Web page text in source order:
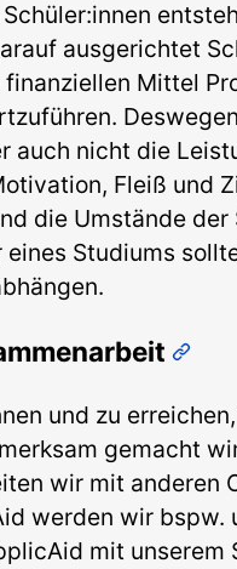
ausgerichtet
Mittel
auch nicht die
Fleiß und
die Umstände der
Studiums
und zu
gemacht
wir mit anderen
werden wir bspw.
mit unserem